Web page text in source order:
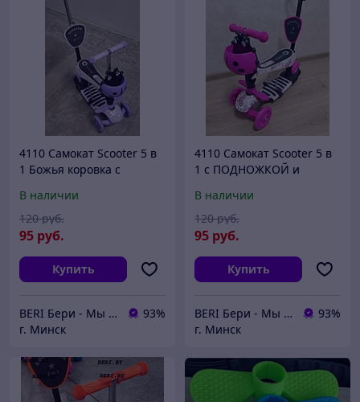
4110 Самокат Scooter 5 в
1 Божья коровка с
родительской ручкой,
принт ГРАФФИТИ
В наличии
95 руб.
120 руб.
Купить
BERI Бери - Мы ненавидим демпинг, но нас вынуждают конкуренты
93%
г. Минск
4110 Самокат Scooter 5 в
1 с ПОДНОЖКОЙ и
принт ГРАФФИТИ
В наличии
95 руб.
120 руб.
Купить
BERI Бери - Мы ненавидим демпинг, но нас вынуждают конкуренты
93%
г. Минск